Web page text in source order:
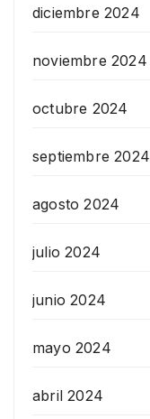
diciembre 2024
noviembre 2024
octubre 2024
septiembre 2024
agosto 2024
julio 2024
junio 2024
mayo 2024
abril 2024